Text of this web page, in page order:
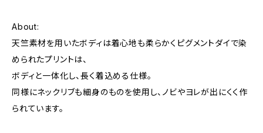
About:
天竺素材を用いたボディは着心地も柔らかくピグメントダイで染
められたプリントは、
ボディと一体化し、長く着込める仕様。
同様にネックリブも細身のものを使用し、ノビやヨレが出にくく作
られています。